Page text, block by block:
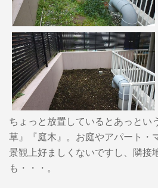
ちょっと放置しているとあっとい
草』『庭木』。お庭やアパート・
景観上好ましくないですし、隣接
も・・・。